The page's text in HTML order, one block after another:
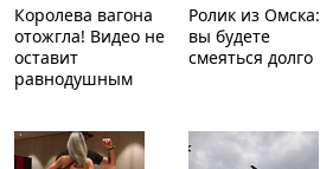
Королева вагона
отожгла! Видео не
оставит
равнодушным
Ролик из Омска:
вы будете
смеяться долго